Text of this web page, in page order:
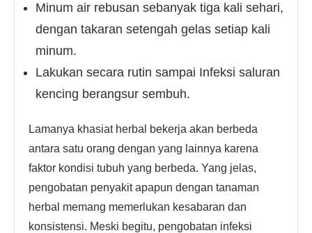
Minum air rebusan sebanyak tiga kali sehari,
dengan takaran setengah gelas setiap kali
minum.
Lakukan secara rutin sampai Infeksi saluran
kencing berangsur sembuh.
Lamanya khasiat herbal bekerja akan berbeda
antara satu orang dengan yang lainnya karena
faktor kondisi tubuh yang berbeda. Yang jelas,
pengobatan penyakit apapun dengan tanaman
herbal memang memerlukan kesabaran dan
konsistensi. Meski begitu, pengobatan infeksi